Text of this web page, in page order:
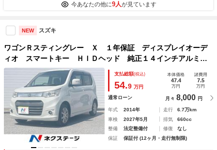
今あなたの他に9人が見ています
NEW スズキ
ワゴンＲスティングレー Ｘ １年保証 ディスプレイオーデ
ィオ スマートキー ＨＩＤヘッド 純正１４インチアルミ
オートライト オートエアコン Ｂｌｕｅｔｏｏｔｈ ＣＤ
フルセグ
支払総額(税込)
54.9 万円
本体価格
47.4
万円
諸費用
7.5
万円
通常ローン 月々 8,000 円
年式 2014年 走行
6.7万km
車検
2027年5月 排気
660cc
整備
法定整備付 修復
なし
保証
保証付 (12ヶ月・走行無制限)